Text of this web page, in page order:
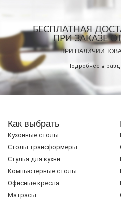
БЕСПЛАТНАЯ
ПРИ ЗАКАЗЕ
ПРИ НАЛИЧИИ
Подробнее в
Как выбрать
Кухонные столы
Cтолы трансформеры
Стулья для кухни
Компьютерные столы
Офисные кресла
Матрасы